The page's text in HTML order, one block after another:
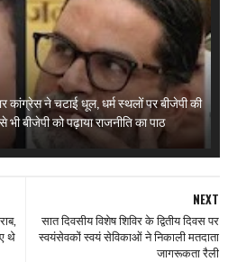
कांग्रेस ने चटाई धूल, धर्म स्थलों पर बीजेपी की
बीजेपी को पढ़ाया राजनीति का पाठ
NEXT
सात दिवसीय विशेष शिविर के द्वितीय दिवस पर
स्वयंसेवकों स्वयं सेविकाओं ने निकाली मतदाता
जागरूकता रैली
थे